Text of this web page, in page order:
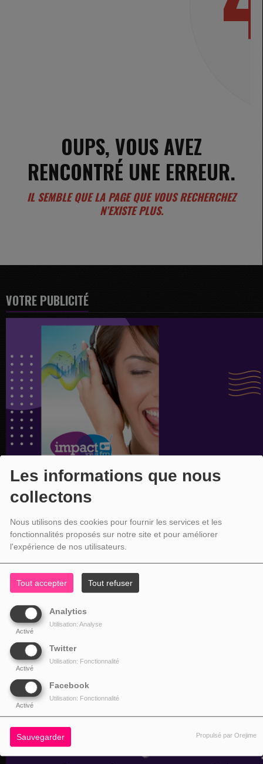
Les informations que nous
collectons
Nous utilisons des cookies pour fournir les services et les
fonctionnalités proposés sur notre site et pour améliorer
l'expérience de nos utilisateurs.
Tout accepter Tout refuser
Analytics
Activé
Utilisation: Analyse
Twitter
Activé
Utilisation: Fonctionnalité
Facebook
Activé
Utilisation: Fonctionnalité
Sauvegarder Propulsé par Orejime
OUPS, VOUS AVEZ
RENCONTRÉ UNE ERREUR.
IL SEMBLE QUE LA PAGE QUE VOUS RECHERCHEZ
N’EXISTE PLUS.
VOTRE PUBLICITÉ